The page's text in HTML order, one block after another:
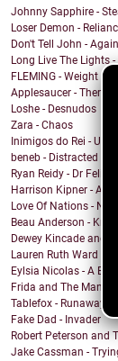
Johnny Sapphire -
Loser Demon -
Don't Tell John - Again
Long Live The Lights
FLEMING - Weight In
Applesaucer - There’s
Loshe - Desnudos
Zara - Chaos
Inimigos do Rei -
beneb - Distracted
Ryan Reidy - Dr Felix
Harrison Kipner -
Love Of Nations -
Beau Anderson -
Dewey Kincade and
Lauren Ruth Ward -
Eylsia Nicolas - A
Frida and The Mann
Tablefox - Runaway
Fake Dad - Invader
Robert Peterson and
Jake Cassman -